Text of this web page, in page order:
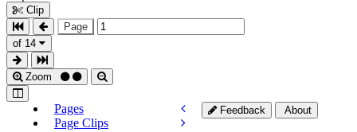
Clip
Page
of 14
Zoom
Pages
Page Clips
Feedback About